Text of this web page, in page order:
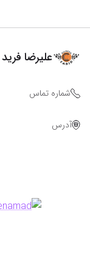
علیرضا فرید
شماره تماس
آدرس